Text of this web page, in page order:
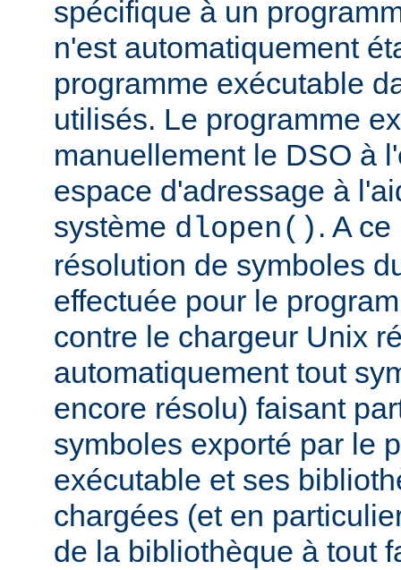
spécifique à un
n'est automatiquement
programme exécutable
utilisés. Le programme
manuellement le DSO à
espace d'adressage à
système dlopen() . A
résolution de symboles
effectuée pour le
contre le chargeur Unix
automatiquement tout
encore résolu) faisant
symboles exporté par le
exécutable et ses
chargées (et en
de la bibliothèque à tout